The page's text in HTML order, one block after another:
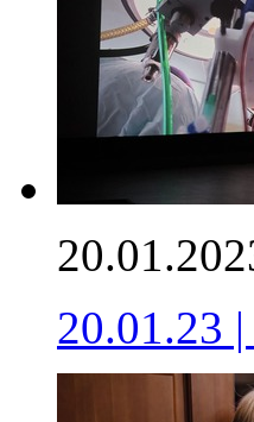
20.01.23